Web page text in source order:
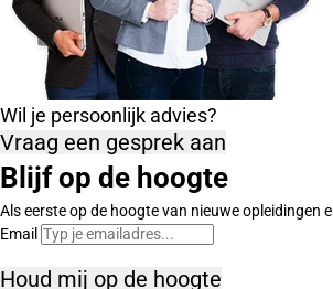
Wil je persoonlijk advies?
Vraag een gesprek aan
Blijf op de hoogte
Als eerste op de hoogte van nieuwe opleidingen
Email
Houd mij op de hoogte